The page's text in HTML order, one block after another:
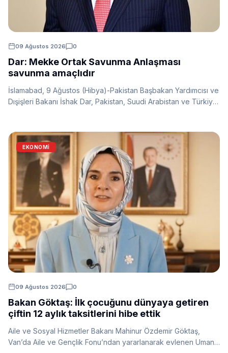
09 Ağustos 2026 0
Dar: Mekke Ortak Savunma Anlaşması
savunma amaçlıdır
İslamabad, 9 Ağustos (Hibya)-Pakistan Başbakan Yardımcısı ve
Dışişleri Bakanı İshak Dar, Pakistan, Suudi Arabistan ve Türkiye
almadığını ve yalnızca savunma amaçlı olduğunu belirtti.
EKONOMİ
09 Ağustos 2026 0
Bakan Göktaş: İlk çocuğunu dünyaya getiren
çiftin 12 aylık taksitlerini hibe ettik
Aile ve Sosyal Hizmetler Bakanı Mahinur Özdemir Göktaş,
Van’da Aile ve Gençlik Fonu’ndan yararlanarak evlenen Uman